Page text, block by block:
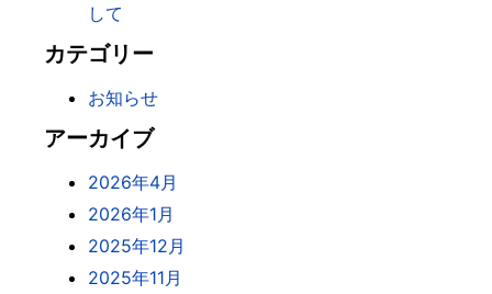
して
カテゴリー
お知らせ
アーカイブ
2026年4月
2026年1月
2025年12月
2025年11月